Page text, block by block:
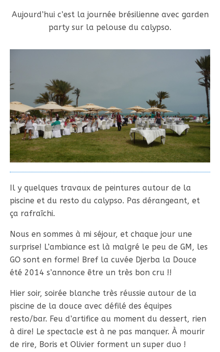
Aujourd’hui c’est la journée brésilienne avec garden
party sur la pelouse du calypso.
Il y quelques travaux de peintures autour de la
piscine et du resto du calypso. Pas dérangeant, et
ça rafraîchi.
Nous en sommes à mi séjour, et chaque jour une
surprise! L’ambiance est là malgré le peu de GM, les
GO sont en forme! Bref la cuvée Djerba la Douce
été 2014 s’annonce être un très bon cru !!
Hier soir, soirée blanche très réussie autour de la
piscine de la douce avec défilé des équipes
resto/bar. Feu d’artifice au moment du dessert, rien
à dire! Le spectacle est à ne pas manquer. À mourir
de rire, Boris et Olivier forment un super duo !